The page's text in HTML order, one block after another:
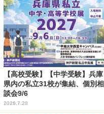
【高校受験】【中学受験】兵庫
県内の私立31校が集結、個別相
談会9/6
2026.7.28